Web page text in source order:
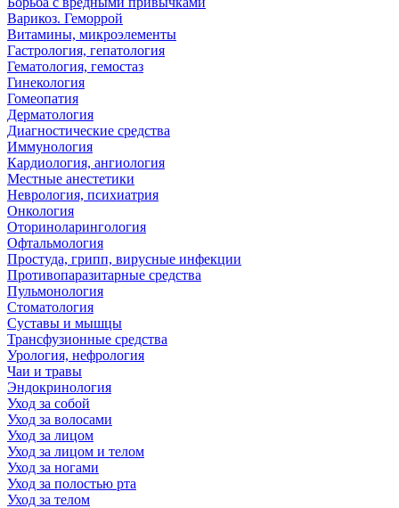
Варикоз. Геморрой
Витамины, микроэлементы
Гастрология, гепатология
Гематология, гемостаз
Гинекология
Гомеопатия
Дерматология
Диагностические средства
Иммунология
Кардиология, ангиология
Местные анестетики
Неврология, психиатрия
Онкология
Оториноларингология
Офтальмология
Простуда, грипп, вирусные инфекции
Противопаразитарные средства
Пульмонология
Стоматология
Суставы и мышцы
Трансфузионные средства
Урология, нефрология
Чаи и травы
Эндокринология
Уход за собой
Уход за волосами
Уход за лицом
Уход за лицом и телом
Уход за ногами
Уход за полостью рта
Уход за телом